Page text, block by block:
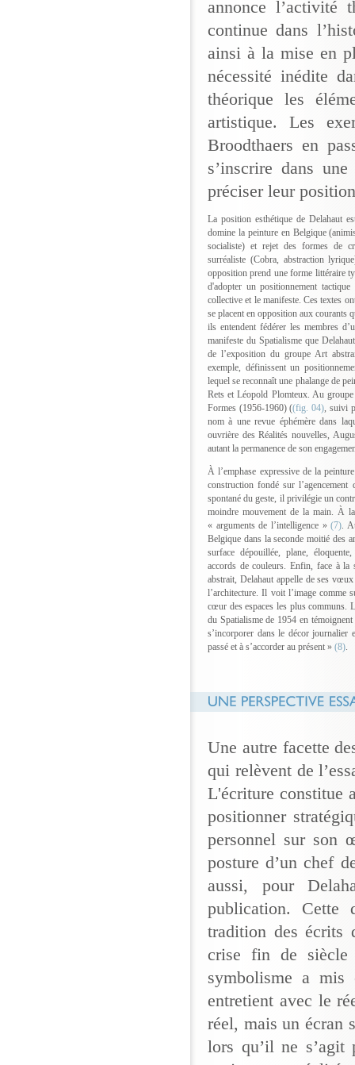
annonce l’activité
continue dans
ainsi à la mise en
nécessité inédite
théorique les
artistique. Les
Broodthaers en
s’inscrire dans
préciser leur
La position esthétique de Delahaut
domine la peinture en Belgique
socialiste) et rejet des formes de
surréaliste (Cobra, abstraction
opposition prend une forme littéraire
d'adopter un positionnement
collective et le manifeste. Ces textes
se placent en opposition aux courants
ils entendent fédérer les membres
manifeste du Spatialisme que
de l’exposition du groupe Art
exemple, définissent un
lequel se reconnaît une phalange de
Rets et Léopold Plomteux. Au
Formes (1956-1960) ((fig. 04), suivi
nom à une revue éphémère dans
ouvrière des Réalités nouvelles,
autant la permanence de son
À l’emphase expressive de la
construction fondé sur l’agencement
spontané du geste, il privilégie un
moindre mouvement de la main. À
« arguments de l’intelligence »(7).
Belgique dans la seconde moitié des
surface dépouillée, plane,
accords de couleurs. Enfin, face à la
abstrait, Delahaut appelle de ses
l’architecture. Il voit l’image comme
cœur des espaces les plus communs.
du Spatialisme de 1954 en
s’incorporer dans le décor journalier
passé et à s’accorder au présent » (8).
Une autre facette
qui relèvent de
L'écriture constitue
positionner
personnel sur son
posture d’un chef
aussi, pour
publication. Cette
tradition des écrits
crise fin de siècle
symbolisme a mis
entretient avec le
réel, mais un écran
lors qu’il ne